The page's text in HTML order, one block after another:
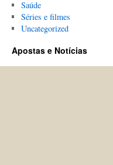
Saúde
Séries e filmes
Uncategorized
Apostas e Notícias